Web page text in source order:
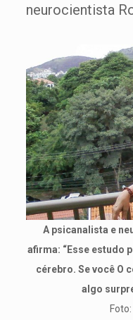
neurocientista
A psicanalista e
afirma: “Esse estudo
cérebro. Se você O
algo